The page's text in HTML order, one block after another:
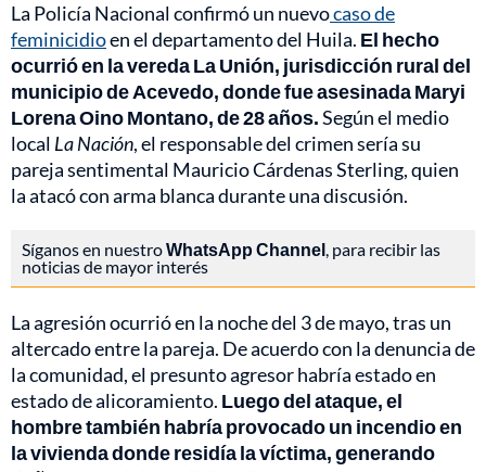
La Policía Nacional confirmó un nuevocaso de
feminicidioen el departamento del Huila. El hecho
ocurrió en la vereda La Unión, jurisdicción rural del
municipio de Acevedo, donde fue asesinada Maryi
Lorena Oino Montano, de 28 años.Según el medio
local La Nación, el responsable del crimen sería su
pareja sentimental Mauricio Cárdenas Sterling, quien
la atacó con arma blanca durante una discusión.
Síganos en nuestroWhatsApp Channel, para recibir las
noticias de mayor interés
La agresión ocurrió en la noche del 3 de mayo, tras un
altercado entre la pareja. De acuerdo con la denuncia de
la comunidad, el presunto agresor habría estado en
estado de alicoramiento. Luego del ataque, el
hombre también habría provocado un incendio en
la vivienda donde residía la víctima, generando